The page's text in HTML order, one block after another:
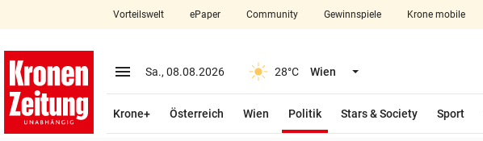
closeSchließen
account_circle Anmelden
arrow_right
Vorteilswelt ePaper Community Gewinnspiele Krone mobile
menu Menü aufklappen
Sa., 08.08.2026 28°C Wien Menü aufklappen
Krone+ Österreich Wien Politik
Stars & Society
Sport